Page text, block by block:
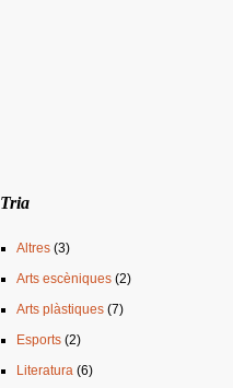
Tria
Altres (3)
Arts escèniques (2)
Arts plàstiques (7)
Esports (2)
Literatura (6)